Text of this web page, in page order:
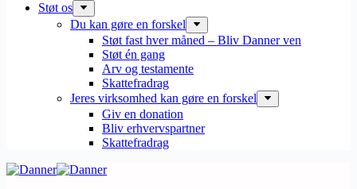
Støt os
Du kan gøre en forskel
Støt fast hver måned – Bliv Danner ven
Støt én gang
Arv og testamente
Skattefradrag
Jeres virksomhed kan gøre en forskel
Giv en donation
Bliv erhvervspartner
Skattefradrag